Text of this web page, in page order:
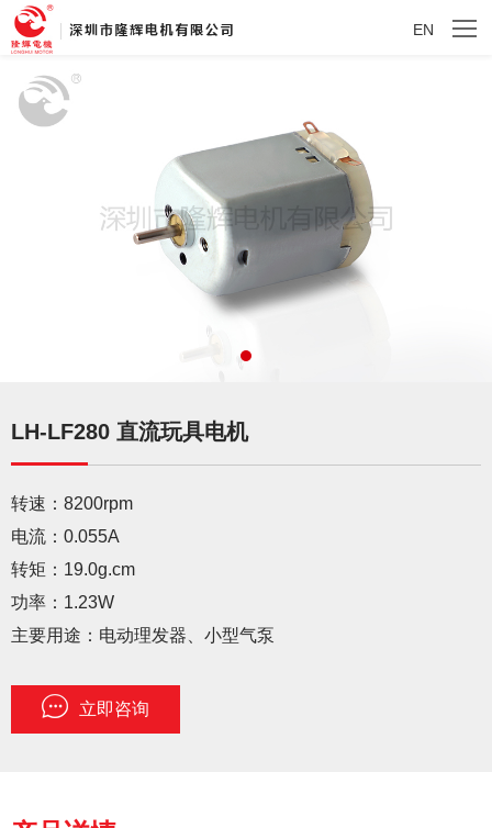
EN
LH-LF280 直流玩具电机
转速：8200rpm
电流：0.055A
转矩：19.0g.cm
功率：1.23W
主要用途：电动理发器、小型气泵
立即咨询